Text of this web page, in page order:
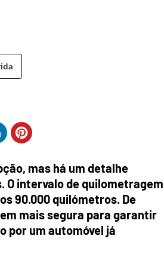
mas há um detalhe
O intervalo de quilometragem
90.000 quilómetros. De
mais segura para garantir
por um automóvel já